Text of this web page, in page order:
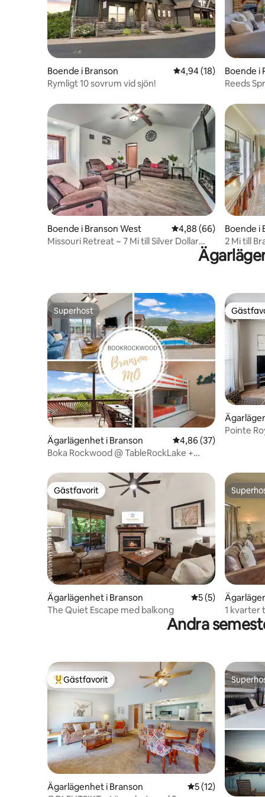
Boende i Branson 4,94 av 5 i
4,94 (18)
Rymligt 10 sovrum vid sjön!
Boende i
Reeds
Boende i Branson West 4,88 av 5 i
4,88 (66)
Missouri Retreat ~ 7 Mi till Silver Dollar
Boende i
2 Mi till
sjöutsikt
Superhost
Superhost
Ägarlägenhet i Branson 4,86 av 5 i
4,86 (37)
Boka Rockwood @ TableRockLake +
Pointe
Gästfavorit
Gästfavorit
Ägarlägenhet i Branson 5 av 5 i
5 (5)
The Quiet Escape med balkong
1 kvarter
lägenhet
Andra
Populär gästfavorit
Gästfavorit
Ägarlägenhet i Branson 5 av 5 i
5 (12)